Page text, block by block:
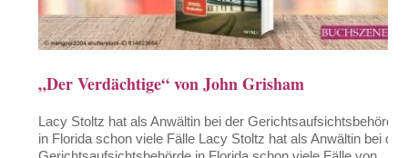
„Der Verdächtige“ von John Grisham
Lacy Stoltz hat als Anwältin bei der Gerichtsaufsichtsbehörde
in Florida schon viele Fälle Lacy Stoltz hat als Anwältin bei der